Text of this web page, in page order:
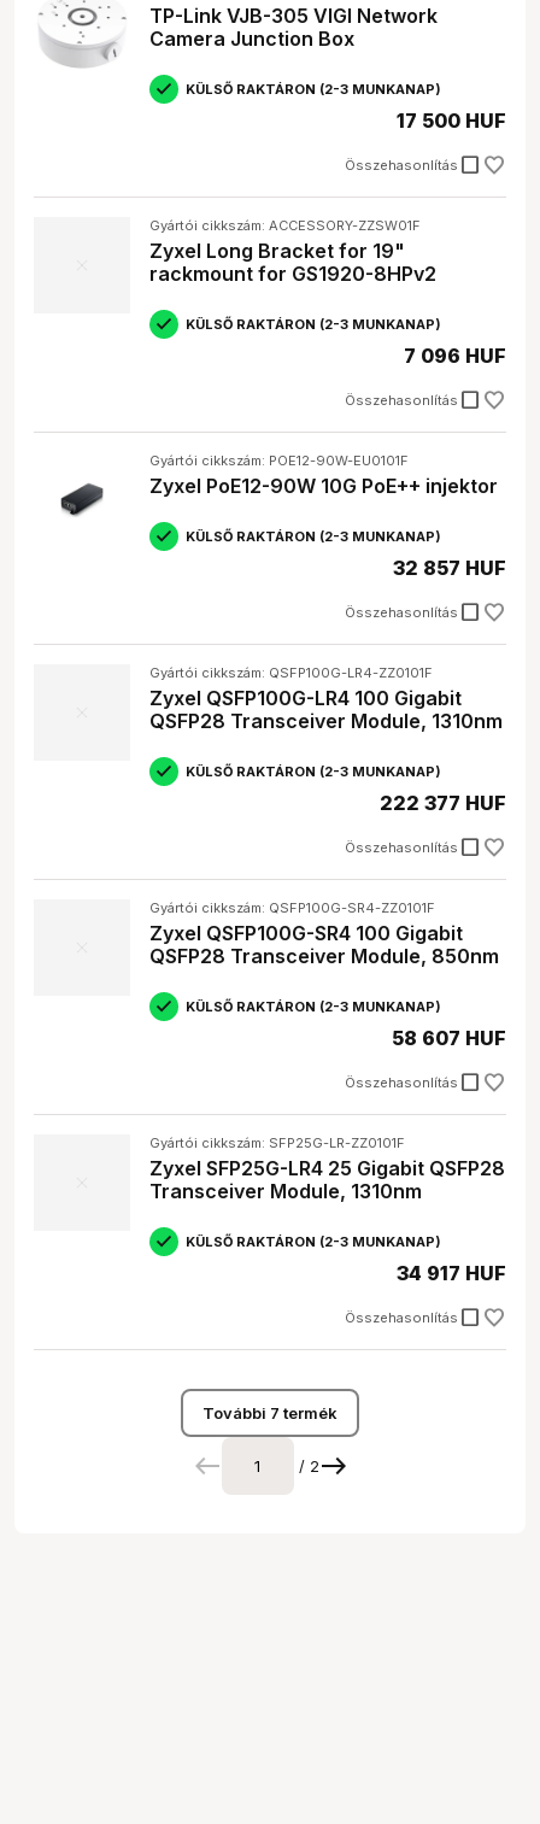
TP-Link VJB-305 VIGI Network
Camera Junction Box
KÜLSŐ RAKTÁRON (2-3 MUNKANAP)
Összehasonlítás check_box_outline_blank
17 500 HUF
Gyártói cikkszám: ACCESSORY-ZZSW01F
Zyxel Long Bracket for 19"
rackmount for GS1920-8HPv2
KÜLSŐ RAKTÁRON (2-3 MUNKANAP)
Összehasonlítás check_box_outline_blank
7 096 HUF
Gyártói cikkszám: POE12-90W-EU0101F
Zyxel PoE12-90W 10G PoE++ injektor
KÜLSŐ RAKTÁRON (2-3 MUNKANAP)
Összehasonlítás check_box_outline_blank
32 857 HUF
Gyártói cikkszám: QSFP100G-LR4-ZZ0101F
Zyxel QSFP100G-LR4 100 Gigabit
QSFP28 Transceiver Module, 1310nm
KÜLSŐ RAKTÁRON (2-3 MUNKANAP)
Összehasonlítás check_box_outline_blank
222 377 HUF
Gyártói cikkszám: QSFP100G-SR4-ZZ0101F
Zyxel QSFP100G-SR4 100 Gigabit
QSFP28 Transceiver Module, 850nm
KÜLSŐ RAKTÁRON (2-3 MUNKANAP)
Összehasonlítás check_box_outline_blank
58 607 HUF
Gyártói cikkszám: SFP25G-LR-ZZ0101F
Zyxel SFP25G-LR4 25 Gigabit QSFP28
Transceiver Module, 1310nm
KÜLSŐ RAKTÁRON (2-3 MUNKANAP)
Összehasonlítás check_box_outline_blank
34 917 HUF
További 7 termék
/ 2